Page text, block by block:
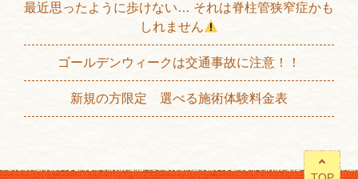
最近思ったように歩けない… それは脊柱管狭窄症かも
しれません
ゴールデンウィークは交通事故に注意！！
新規の方限定 選べる施術体験料金表